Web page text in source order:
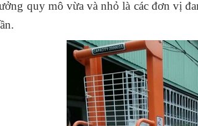
quy mô vừa và nhỏ là các đơn vị